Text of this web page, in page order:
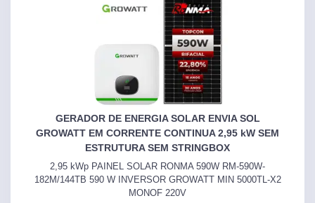
GERADOR DE ENERGIA SOLAR ENVIA SOL
GROWATT EM CORRENTE CONTINUA 2,95 kW SEM
ESTRUTURA SEM STRINGBOX
2,95 kWp PAINEL SOLAR RONMA 590W RM-590W-
182M/144TB 590 W INVERSOR GROWATT MIN 5000TL-X2
MONOF 220V